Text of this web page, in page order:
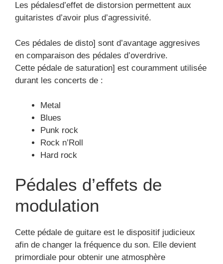
Les pédalesd’effet de distorsion permettent aux
guitaristes d’avoir plus d’agressivité.
Ces pédales de disto] sont d’avantage aggresives
en comparaison des pédales d’overdrive.
Cette pédale de saturation] est couramment utilisée
durant les concerts de :
Metal
Blues
Punk rock
Rock n’Roll
Hard rock
Pédales d’effets de
modulation
Cette pédale de guitare est le dispositif judicieux
afin de changer la fréquence du son. Elle devient
primordiale pour obtenir une atmosphère